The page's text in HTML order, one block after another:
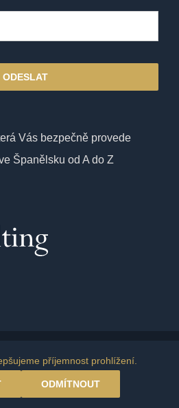
ODESLAT
Vás bezpečně provede
Španělsku od A do Z
| Amazing Costa del Sol
příjemnost prohlížení.
ODMÍTNOUT